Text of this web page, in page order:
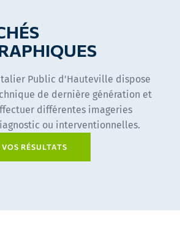
Public d'Hauteville dispose
de dernière génération et
différentes imageries
ou interventionnelles.
RÉSULTATS